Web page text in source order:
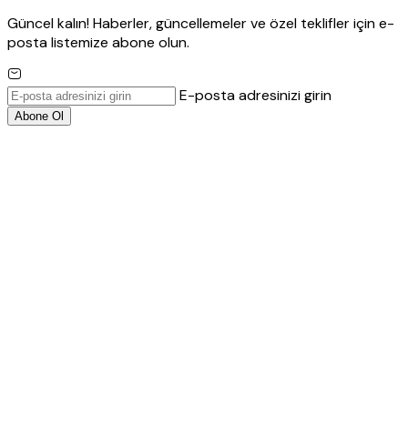
Güncel kalın! Haberler, güncellemeler ve özel teklifler için e-
posta listemize abone olun.
E-posta adresinizi girin
Abone Ol